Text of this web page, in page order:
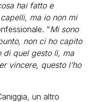
hai fatto e
ma io non mi
“Mi sono
non ci ho capito
di quel gesto lì, ma
vincere, questo l’ho
un altro